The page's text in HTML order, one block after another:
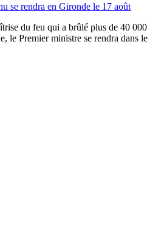
se rendra en Gironde le 17 août
du feu qui a brûlé plus de 40 000
le Premier ministre se rendra dans le